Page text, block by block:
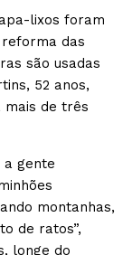
lixos foram
das
são usadas
52 anos,
mais de três
a gente
montanhas,
de ratos”,
longe do